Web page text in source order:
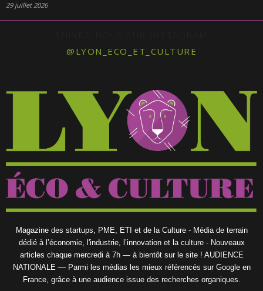
29 juillet 2026
@LYON_ECO_ET_CULTURE
Magazine des startups, PME, ETI et de la Culture - Média de terrain
dédié à l’économie, l'industrie, l’innovation et la culture - Nouveaux
articles chaque mercredi à 7h — à bientôt sur le site ! AUDIENCE
NATIONALE — Parmi les médias les mieux référencés sur Google en
France, grâce à une audience issue des recherches organiques.